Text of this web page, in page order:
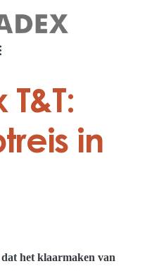
in
het klaarmaken van